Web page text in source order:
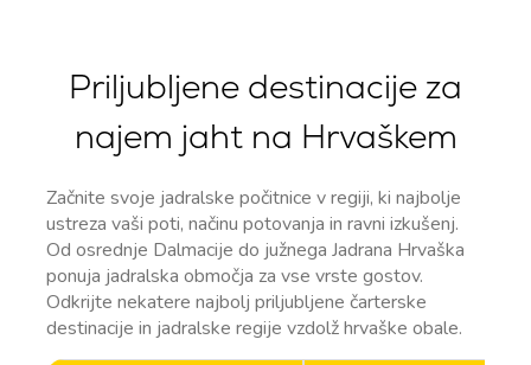
Priljubljene destinacije za
najem jaht na Hrvaškem
Začnite svoje jadralske počitnice v regiji, ki najbolje
ustreza vaši poti, načinu potovanja in ravni izkušenj.
Od osrednje Dalmacije do južnega Jadrana Hrvaška
ponuja jadralska območja za vse vrste gostov.
Odkrijte nekatere najbolj priljubljene čarterske
destinacije in jadralske regije vzdolž hrvaške obale.